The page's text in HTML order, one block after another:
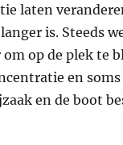
laten
is. Steeds
op de plek te
en
en de boot